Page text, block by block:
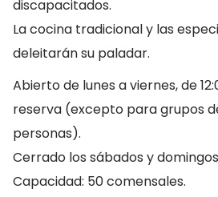
discapacitados.
La cocina tradicional y las
deleitarán su paladar.
Abierto de lunes a viernes, de
reserva (excepto para grupos
personas).
Cerrado los sábados y
Capacidad: 50 comensales.